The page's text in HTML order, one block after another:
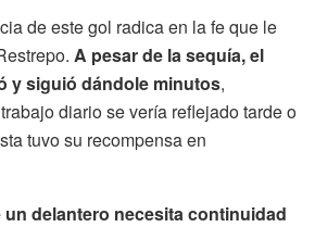
de este gol radica en la fe que le
A pesar de la sequía, el
y siguió dándole minutos,
diario se vería reflejado tarde o
tuvo su recompensa en
delantero necesita continuidad